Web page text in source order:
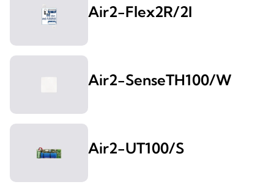
Air2-Flex2R/2I
Air2-SenseTH100/W
Air2-UT100/S